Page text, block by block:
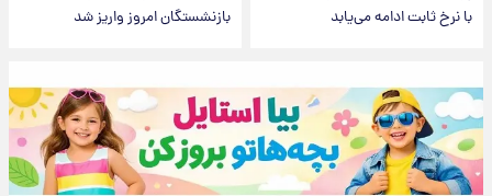
با نرخ ثابت ادامه می‌یابد
بازنشستگان امروز واریز شد